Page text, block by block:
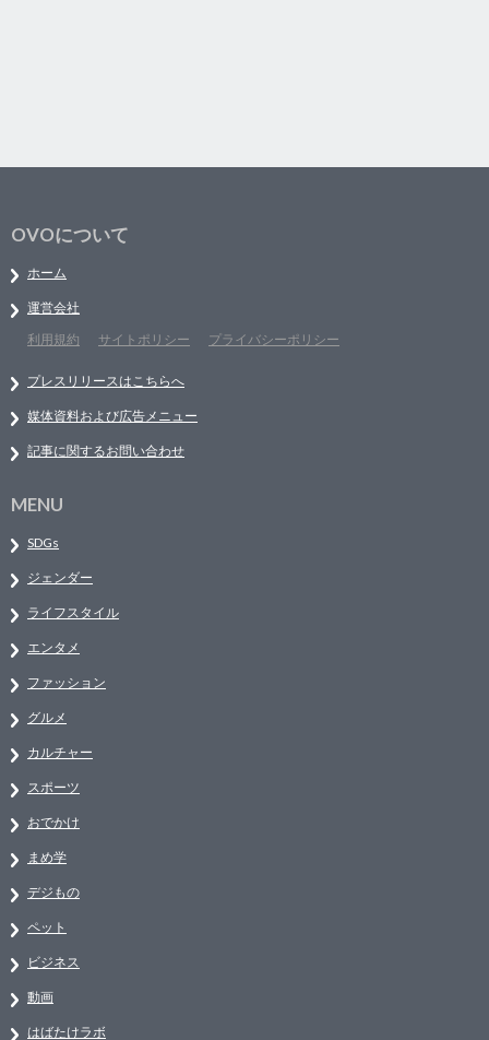
OVOについて
ホーム
運営会社
利用規約
サイトポリシー プライバシーポリシー
プレスリリースはこちらへ
媒体資料および広告メニュー
記事に関するお問い合わせ
MENU
SDGs
ジェンダー
ライフスタイル
エンタメ
ファッション
グルメ
カルチャー
スポーツ
おでかけ
まめ学
デジもの
ペット
ビジネス
動画
はばたけラボ